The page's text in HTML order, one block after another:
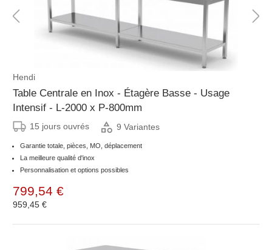
Hendi
Table Centrale en Inox - Étagère Basse - Usage
Intensif - L-2000 x P-800mm
15 jours ouvrés 9 Variantes
Garantie totale, pièces, MO, déplacement
La meilleure qualité d'inox
Personnalisation et options possibles
799,54 €
959,45 €